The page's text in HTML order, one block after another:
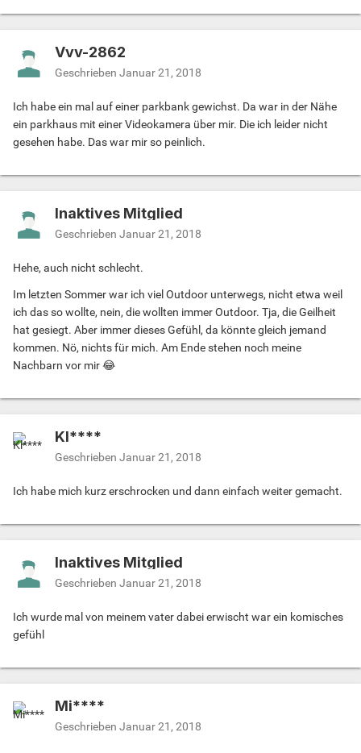
Vvv-2862
Geschrieben Januar 21, 2018
Ich habe ein mal auf einer parkbank gewichst. Da war in der Nähe
ein parkhaus mit einer Videokamera über mir. Die ich leider nicht
gesehen habe. Das war mir so peinlich.
Inaktives Mitglied
Geschrieben Januar 21, 2018
Hehe, auch nicht schlecht.
Im letzten Sommer war ich viel Outdoor unterwegs, nicht etwa weil
ich das so wollte, nein, die wollten immer Outdoor. Tja, die Geilheit
hat gesiegt. Aber immer dieses Gefühl, da könnte gleich jemand
kommen. Nö, nichts für mich. Am Ende stehen noch meine
Nachbarn vor mir 😂
Kl****
Geschrieben Januar 21, 2018
Ich habe mich kurz erschrocken und dann einfach weiter gemacht.
Inaktives Mitglied
Geschrieben Januar 21, 2018
Ich wurde mal von meinem vater dabei erwischt war ein komisches
gefühl
Mi****
Geschrieben Januar 21, 2018